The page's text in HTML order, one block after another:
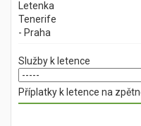
Letenka
Tenerife
- Praha
Služby k letence
Příplatky k letence na